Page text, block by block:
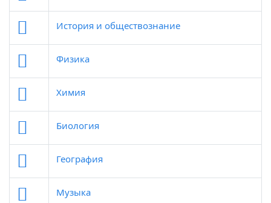
История и обществознание
Физика
Химия
Биология
География
Музыка